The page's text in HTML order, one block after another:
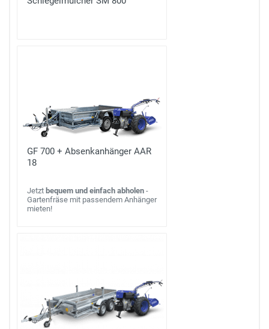
GF 700 + Absenkanhänger AAR
18
Jetzt bequem und einfach abholen -
Gartenfräse mit passendem Anhänger
mieten!